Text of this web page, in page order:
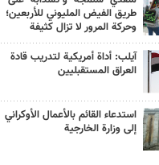
طريق الفيض المليوني للأربعين؛
وحركة المرور لا تزال كثيفة
آيلب: أداة أمريكية لتدريب قادة
العراق المستقبليين
استدعاء القائم بالأعمال الأوكراني
إلى وزارة الخارجية